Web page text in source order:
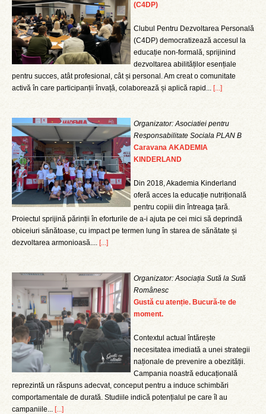
(C4DP)
Clubul Pentru Dezvoltarea Personală
(C4DP) democratizează accesul la
educație non-formală, sprijinind
dezvoltarea abilităților esențiale
pentru succes, atât profesional, cât și personal. Am creat o comunitate
activă în care participanții învață, colaborează și aplică rapid... [...]
Organizator: Asociatiei pentru
Responsabilitate Sociala PLAN B
Caravana AKADEMIA
KINDERLAND
Din 2018, Akademia Kinderland
oferă acces la educație nutrițională
pentru copiii din întreaga țară.
Proiectul sprijină părinții în eforturile de a-i ajuta pe cei mici să deprindă
obiceiuri sănătoase, cu impact pe termen lung în starea de sănătate și
dezvoltarea armonioasă.... [...]
Organizator: Asociația Sută la Sută
Românesc
Gustă cu atenție. Bucură-te de
moment.
Contextul actual întărește
necesitatea imediată a unei strategii
naționale de prevenire a obezității.
Campania noastră educațională
reprezintă un răspuns adecvat, conceput pentru a induce schimbări
comportamentale de durată. Studiile indică potențialul pe care îl au
campaniile... [...]